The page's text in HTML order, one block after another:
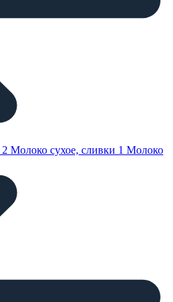
2 Молоко сухое, сливки 1 Молоко